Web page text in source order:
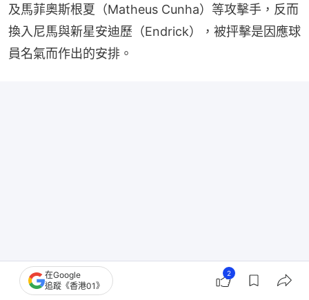
及馬菲奧斯根夏（Matheus Cunha）等攻擊手，反而
換入尼馬與新星安迪歷（Endrick），被抨擊是因應球
員名氣而作出的安排。
在Google
追蹤《香港01》
2